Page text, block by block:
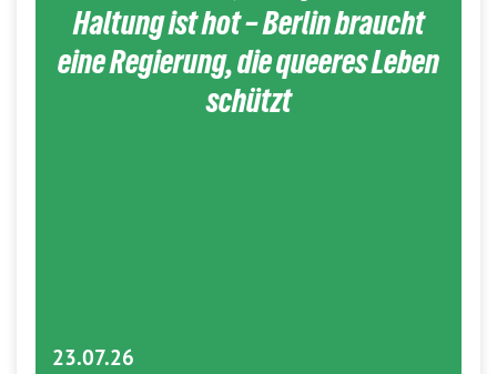
Haltung ist hot – Berlin braucht
eine Regierung, die queeres Leben
schützt
23.07.26